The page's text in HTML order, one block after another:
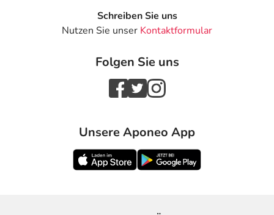
Schreiben Sie uns
Nutzen Sie unser Kontaktformular
Folgen Sie uns
Unsere Aponeo App